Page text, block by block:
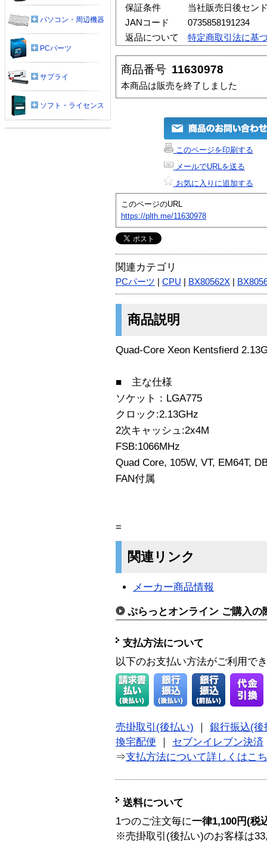
保証条件
当社販売日後セン
JANコード
0735858191234
返品について
特定商取引法に基
商品番号 11630978
本商品は販売を終了しました
このページを印刷する
メールでURLを送る
お気に入りに追加する
このページのURL
https://plth.me/11630978
関連カテゴリ
PCパーツ CPU BX80562X
商品説明
Quad-Core Xeon Kentsfierd
■ 主な仕様
ソケット：LGA775
クロック:2.13GHz
2次キャッシュ:2x4M
FSB:1066MHz
Quad Core, 105W, VT, EM64T,
FAN付属
=
関連リンク
メーカー商品情報
ぷらっとオンライン ご購入の
支払方法について
以下のお支払い方法がご利用で
売掛取引(後払い)
銀行振込(後
換宅配便
セブンイレブン決済
⇒支払方法について詳しくはこ
送料について
1つのご注文毎に一律1,100円(税
※売掛取引(後払い)のお客様は
パソコン・周辺機器
PCパーツ
サプライ
ソフト・ライセンス